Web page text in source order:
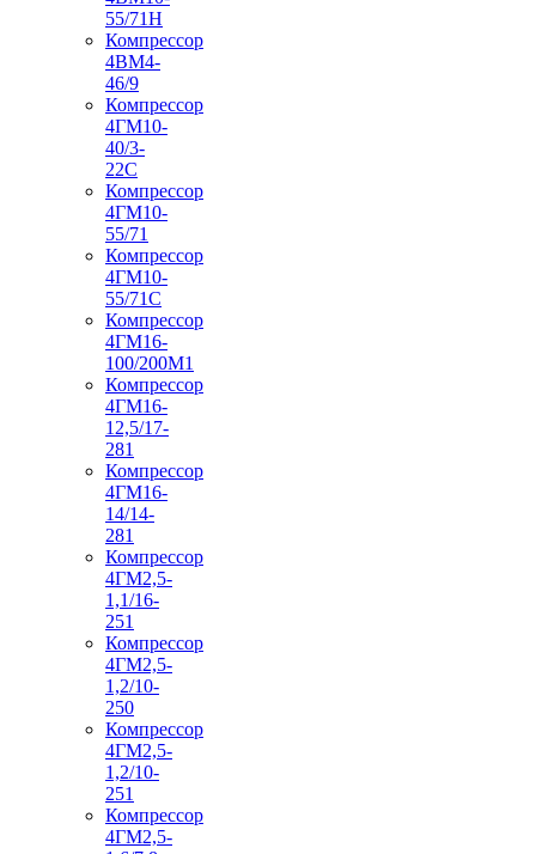
55/71Н
Компрессор
4ВМ4-
46/9
Компрессор
4ГМ10-
40/3-
22С
Компрессор
4ГМ10-
55/71
Компрессор
4ГМ10-
55/71С
Компрессор
4ГМ16-
100/200М1
Компрессор
4ГМ16-
12,5/17-
281
Компрессор
4ГМ16-
14/14-
281
Компрессор
4ГМ2,5-
1,1/16-
251
Компрессор
4ГМ2,5-
1,2/10-
250
Компрессор
4ГМ2,5-
1,2/10-
251
Компрессор
4ГМ2,5-